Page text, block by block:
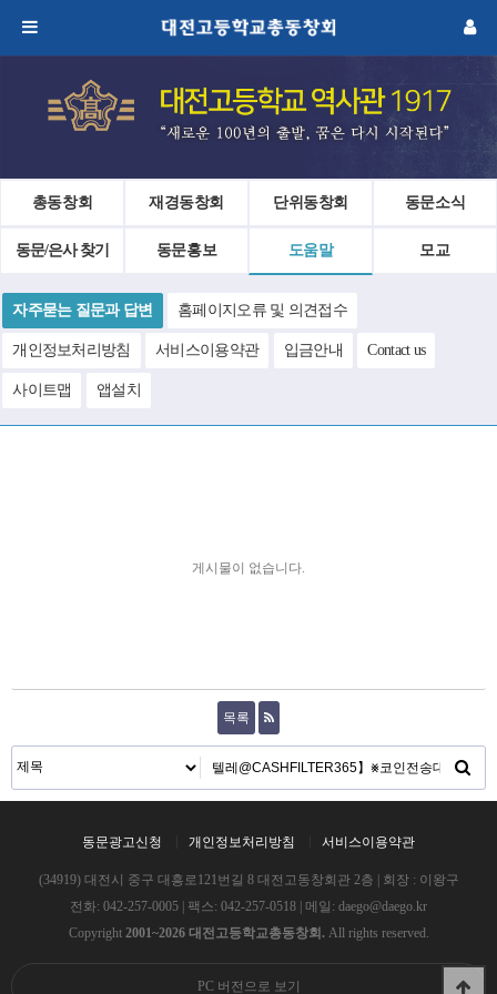
총동창회 재경동창회 단위동창회 동문소식
동문/은사 찾기 동문홍보 도움말 모교
자주묻는 질문과 답변 홈페이지오류 및 의견접수
개인정보처리방침 서비스이용약관 입금안내 Contact us
사이트맵 앱설치
게시물이 없습니다.
목록
동문광고신청 개인정보처리방침 서비스이용약관
(34919) 대전시 중구 대흥로121번길 8 대전고동창회관 2층 | 회장 : 이왕구
전화: 042-257-0005 | 팩스: 042-257-0518 | 메일: daego@daego.kr
Copyright 2001~2026 대전고등학교총동창회. All rights reserved.
PC 버전으로 보기